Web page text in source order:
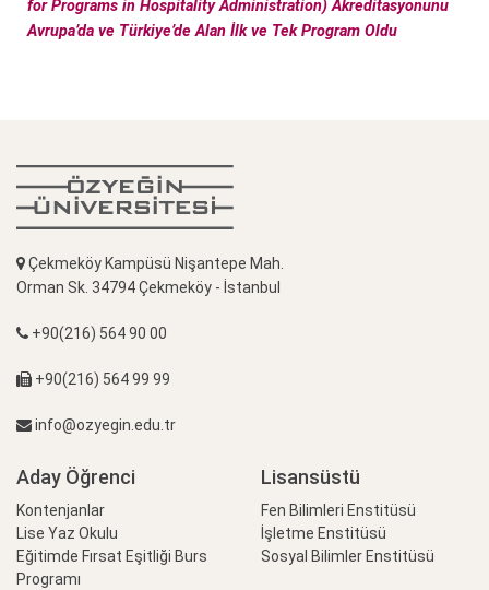
for Programs in Hospitality Administration) Akreditasyonunu
Avrupa’da ve Türkiye’de Alan İlk ve Tek Program Oldu
Çekmeköy Kampüsü Nişantepe Mah.
Orman Sk. 34794 Çekmeköy - İstanbul
+90(216) 564 90 00
+90(216) 564 99 99
info@ozyegin.edu.tr
Aday Öğrenci
Kontenjanlar
Lise Yaz Okulu
Eğitimde Fırsat Eşitliği Burs
Programı
Lisansüstü
Fen Bilimleri Enstitüsü
İşletme Enstitüsü
Sosyal Bilimler Enstitüsü